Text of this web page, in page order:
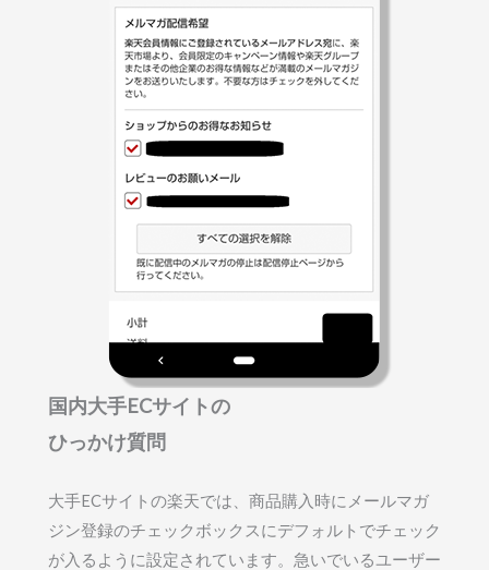
国内大手ECサイトの
ひっかけ質問
大手ECサイトの楽天では、商品購入時にメールマガ
ジン登録のチェックボックスにデフォルトでチェック
が入るように設定されています。急いでいるユーザー